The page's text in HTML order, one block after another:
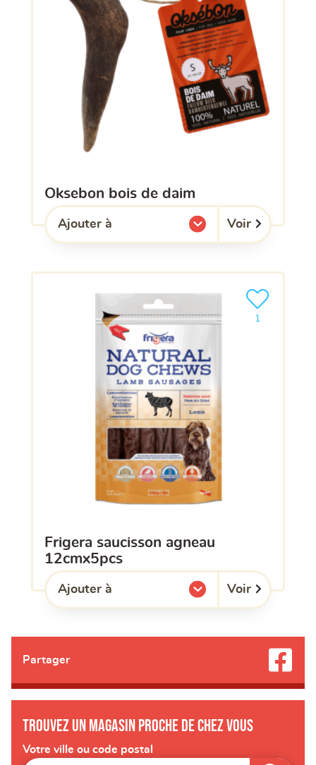
oksebon bois de daim
Ajouter à
l'une de mes listes. Voir
frigera saucisson agneau
12cmx5pcs
1
Ajouter le
Ajouter à
l'une de mes listes. Voir
Partager
Trouvez un magasin proche de chez vous
Votre ville ou code postal